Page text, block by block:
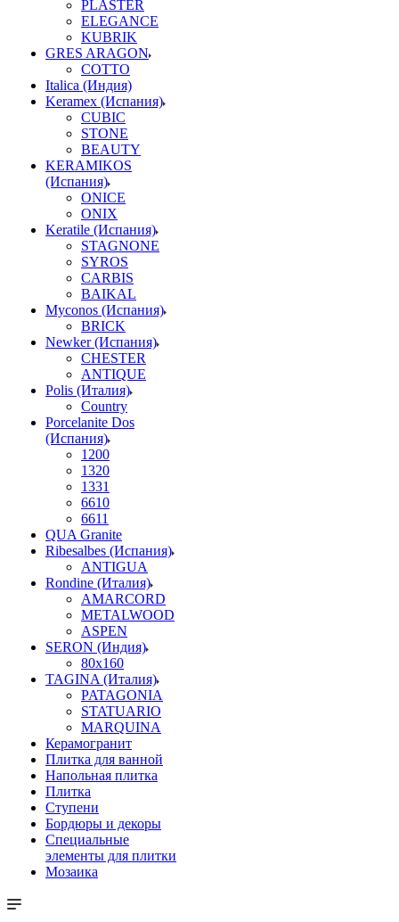
PLASTER
ELEGANCE
KUBRIK
GRES ARAGON
COTTO
Italica (Индия)
Keramex (Испания)
CUBIC
STONE
BEAUTY
KERAMIKOS
(Испания)
ONICE
ONIX
Keratile (Испания)
STAGNONE
SYROS
CARBIS
BAIKAL
Myconos (Испания)
BRICK
Newker (Испания)
CHESTER
ANTIQUE
Polis (Италия)
Country
Porcelanite Dos
(Испания)
1200
1320
1331
6610
6611
QUA Granite
Ribesalbes (Испания)
ANTIGUA
Rondine (Италия)
AMARCORD
METALWOOD
ASPEN
SERON (Индия)
80x160
TAGINA (Италия)
PATAGONIA
STATUARIO
MARQUINA
Керамогранит
Плитка для ванной
Напольная плитка
Плитка
Ступени
Бордюры и декоры
Специальные
элементы для плитки
Мозаика